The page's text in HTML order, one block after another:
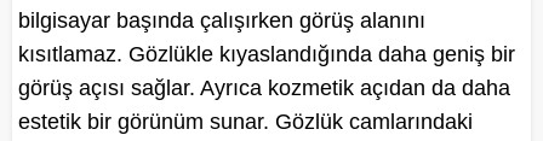
bilgisayar başında çalışırken görüş alanını
kısıtlamaz. Gözlükle kıyaslandığında daha geniş bir
görüş açısı sağlar. Ayrıca kozmetik açıdan da daha
estetik bir görünüm sunar. Gözlük camlarındaki